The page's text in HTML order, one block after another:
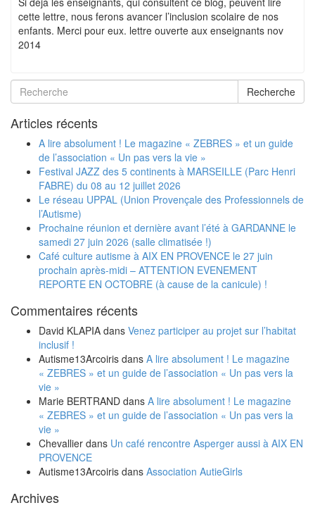
cette lettre, nous ferons avancer l’inclusion scolaire de nos
enfants. Merci pour eux. lettre ouverte aux enseignants nov
2014
Recherche
Articles récents
A lire absolument ! Le magazine « ZEBRES » et un guide
de l’association « Un pas vers la vie »
Festival JAZZ des 5 continents à MARSEILLE (Parc Henri
FABRE) du 08 au 12 juillet 2026
Le réseau UPPAL (Union Provençale des Professionnels de
l’Autisme)
Prochaine réunion et dernière avant l’été à GARDANNE le
samedi 27 juin 2026 (salle climatisée !)
Café culture autisme à AIX EN PROVENCE le 27 juin
prochain après-midi – ATTENTION EVENEMENT
REPORTE EN OCTOBRE (à cause de la canicule) !
Commentaires récents
David KLAPIA dans Venez participer au projet sur l’habitat
inclusif !
Autisme13Arcoiris dans A lire absolument ! Le magazine
« ZEBRES » et un guide de l’association « Un pas vers la
vie »
Marie BERTRAND dans A lire absolument ! Le magazine
« ZEBRES » et un guide de l’association « Un pas vers la
vie »
Chevallier dans Un café rencontre Asperger aussi à AIX EN
PROVENCE
Autisme13Arcoiris dans Association AutieGirls
Archives